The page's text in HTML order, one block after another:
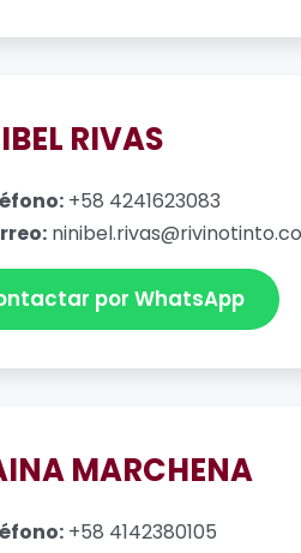
RIVAS
+58 4241623083
por WhatsApp
MARCHENA
+58 4142380105